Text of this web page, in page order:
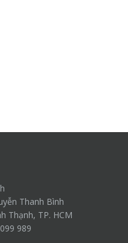
Thanh Bình
Thạnh, TP. HCM
989